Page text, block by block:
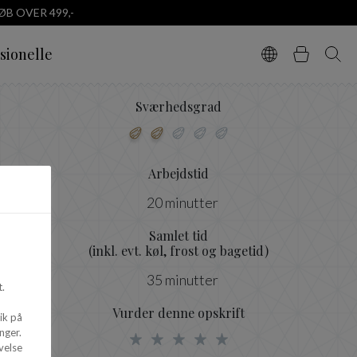
OVER 499,-
Vælg sprog
Kurv Søg
Sværhedsgrad
Arbejdstid
20 minutter
Samlet tid
(inkl. evt. køl, frost og bagetid)
35 minutter
Vurder denne opskrift
på